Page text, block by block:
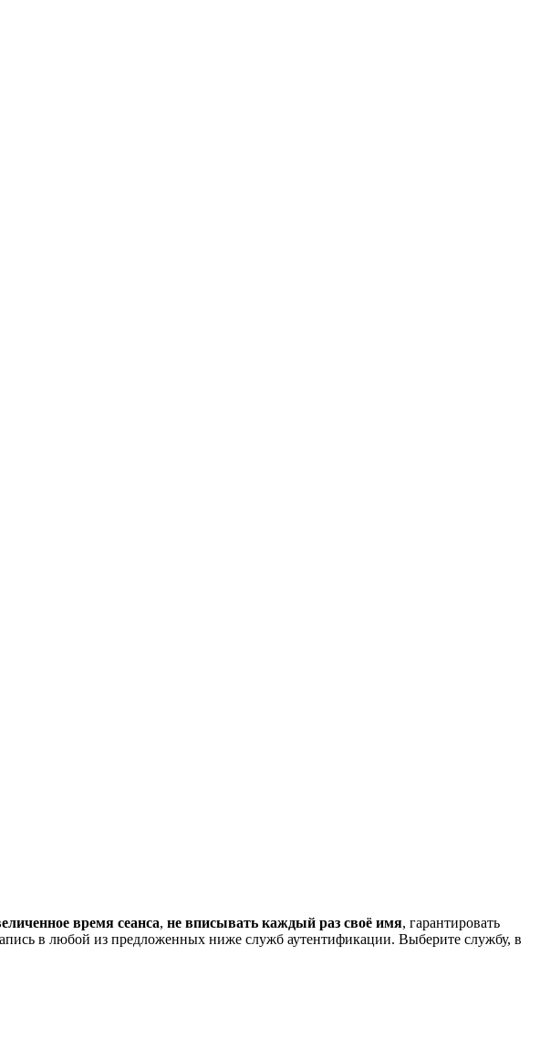
время сеанса, не вписывать каждый раз своё имя, гарантировать
в любой из предложенных ниже служб аутентификации. Выберите службу, в